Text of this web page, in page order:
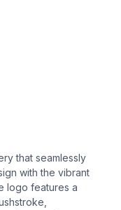
that seamlessly
with the vibrant
logo features a